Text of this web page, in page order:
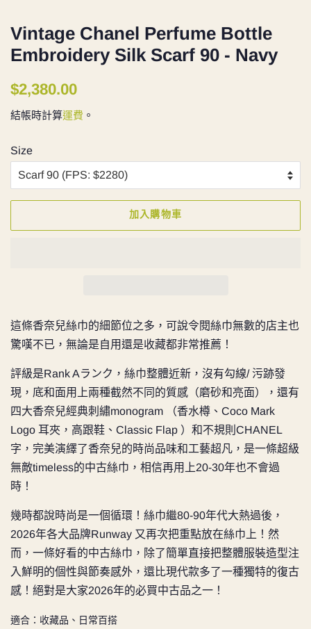
Vintage Chanel Perfume Bottle
Embroidery Silk Scarf 90 - Navy
定
$2,380.00
結帳時計算運費 。
Size
加入購物車
這條香奈兒絲巾的細節位之多，可說令閱絲巾無數的店主也
驚嘆不已， 無論是自用還是收藏都非常推薦！
評級是Rank Aランク，絲巾整體近新，沒有勾線/ 污跡發
現，底和面用上兩種截然不同的質感（磨砂和亮面），還有
四大香奈兒經典刺繡monogram （香水樽、Coco Mark
Logo 耳夾，高跟鞋、Classic Flap ）和不規則CHANEL
字， 完美演繹了香奈兒的時尚品味和工藝超凡，是一條超級
無敵timeless的中古絲巾，相信再用上20-30年也不會過
時！
幾時都說時尚是一個循環！絲巾繼80-90年代大熱過後，
2026年各大品牌Runway 又再次把重點放在絲巾上！然
而，一條好看的中古絲巾，除了簡單直接把整體服裝造型注
入鮮明的個性與節奏感外，還比現代款多了一種獨特的復古
感！絕對是大家2026年的必買中古品之一！
適合：收藏品、日常百搭